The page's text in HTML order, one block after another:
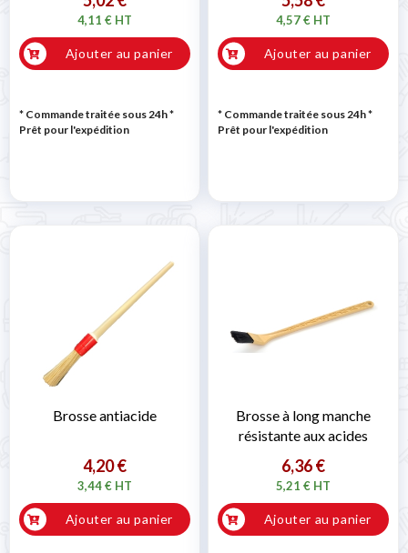
4,11 € HT
Ajouter au panier
* Commande traitée sous 24h*
Prêt pour l'expédition
4,57 € HT
Ajouter au panier
* Commande traitée sous 24h*
Prêt pour l'expédition
Brosse antiacide
4,20 €
3,44 € HT
Ajouter au panier
Brosse à long manche
résistante aux acides
6,36 €
5,21 € HT
Ajouter au panier